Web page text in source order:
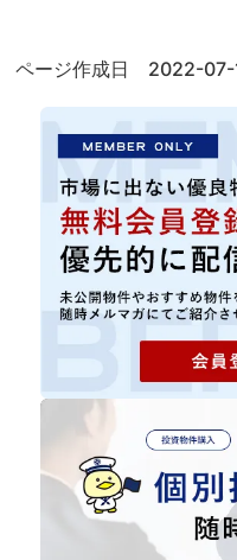
ページ作成日 2022-07-